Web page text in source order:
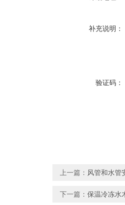
补充说明：
验证码：
上一篇： 风管和水管
下一篇： 保温冷冻水